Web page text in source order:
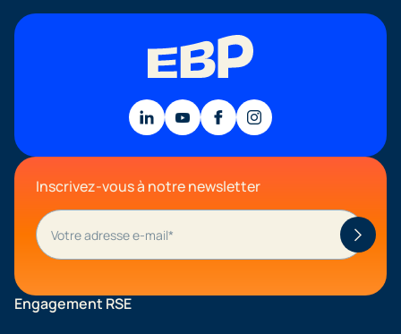
Inscrivez-vous à notre newsletter
Engagement RSE